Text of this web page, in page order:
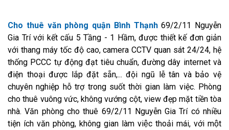
Cho thuê văn phòng quận Bình Thạnh69/2/11 Nguyễn
Gia Trí với kết cấu 5 Tầng - 1 Hầm, được thiết kế đơn giản
với thang máy tốc độ cao, camera CCTV quan sát 24/24, hệ
thống PCCC tự động đạt tiêu chuẩn, đường dây internet và
điện thoại được lắp đặt sẵn,... đội ngũ lễ tân và bảo vệ
chuyên nghiệp hỗ trợ trong suốt thời gian làm việc. Phòng
cho thuê vuông vức, không vướng cột, view đẹp mặt tiền tòa
nhà. Văn phòng cho thuê 69/2/11 Nguyễn Gia Trí có nhiều
tiện ích văn phòng, không gian làm việc thoải mái, với một